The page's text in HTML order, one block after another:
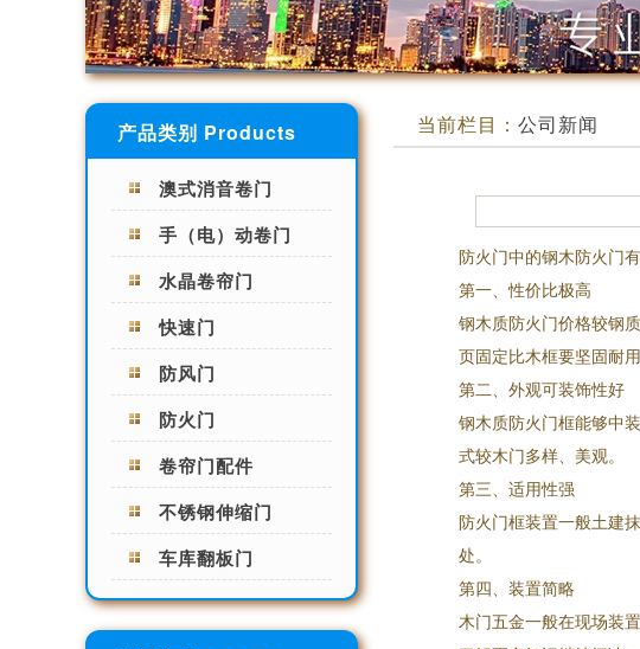
产品类别 Products
澳式消音卷门
手（电）动卷门
水晶卷帘门
快速门
防风门
防火门
卷帘门配件
不锈钢伸缩门
车库翻板门
当前栏目： 公司新闻
防火门中的钢木防火门
第一、性价比极高
钢木质防火门价格较钢
页固定比木框要坚固耐用
第二、外观可装饰性好
钢木质防火门框能够中
式较木门多样、美观。
第三、适用性强
防火门框装置一般土建
处。
第四、装置简略
木门五金一般在现场装